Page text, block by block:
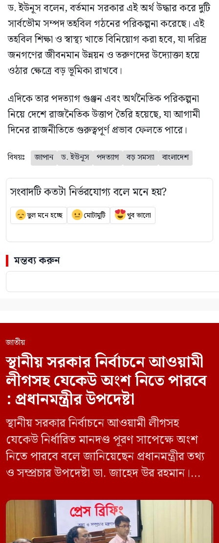
ড. ইউনূস বলেন, বর্তমান সরকার এই অর্থ উদ্ধার করে দুটি
সার্বভৌম সম্পদ তহবিল গঠনের পরিকল্পনা করেছে। এই
তহবিল শিক্ষা ও স্বাস্থ্য খাতে বিনিয়োগ করা হবে, যা দরিদ্র
জনগণের জীবনমান উন্নয়ন ও তরুণদের উদ্যোক্তা হয়ে
ওঠার ক্ষেত্রে বড় ভূমিকা রাখবে।
এদিকে তার পদত্যাগ গুঞ্জন এবং অর্থনৈতিক পরিকল্পনা
নিয়ে দেশে রাজনৈতিক উত্তাপ তৈরি হয়েছে, যা আগামী
দিনের রাজনীতিতে গুরুত্বপূর্ণ প্রভাব ফেলতে পারে।
বিষয়ঃ জাপান ড. ইউনূস পদত্যাগ বড় সমস্যা বাংলাদেশ
সংবাদটি কতটা নির্ভরযোগ্য বলে মনে হয়?
ভুল মনে হচ্ছে মোটামুটি খুব ভালো
মন্তব্য করুন
জাতীয়
স্থানীয় সরকার নির্বাচনে আওয়ামী
লীগসহ যেকেউ অংশ নিতে পারবে
: প্রধানমন্ত্রীর উপদেষ্টা
স্থানীয় সরকার নির্বাচনে আওয়ামী লীগসহ
যেকেউ নির্ধারিত মানদণ্ড পূরণ সাপেক্ষে অংশ
নিতে পারবে বলে জানিয়েছেন প্রধানমন্ত্রীর তথ্য
ও সম্প্রচার উপদেষ্টা ডা. জাহেদ উর রহমান।
সম্মেলন কক্ষে এক প্রেস ব্রিফিংয়ে সাংবাদিকদের
এক প্রশ্নের জবাবে তিনি এ কথা বলেন।